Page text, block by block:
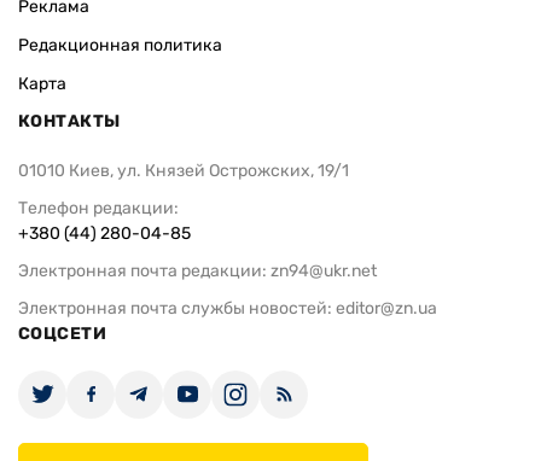
Реклама
Редакционная политика
Карта
КОНТАКТЫ
01010 Киев, ул. Князей Острожских, 19/1
Телефон редакции:
+380 (44) 280-04-85
Электронная почта редакции: zn94@ukr.net
Электронная почта службы новостей: editor@zn.ua
СОЦСЕТИ